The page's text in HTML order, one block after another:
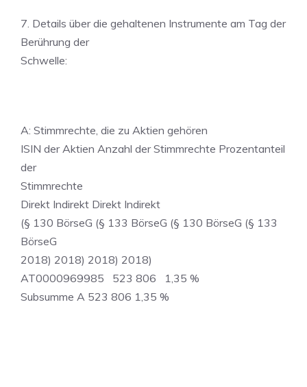
7. Details über die gehaltenen Instrumente am Tag der
Berührung der
Schwelle:
A: Stimmrechte, die zu Aktien gehören
ISIN der Aktien Anzahl der Stimmrechte Prozentanteil
der
Stimmrechte
Direkt Indirekt Direkt Indirekt
(§ 130 BörseG (§ 133 BörseG (§ 130 BörseG (§ 133
BörseG
2018) 2018) 2018) 2018)
AT0000969985 523 806 1,35 %
Subsumme A 523 806 1,35 %